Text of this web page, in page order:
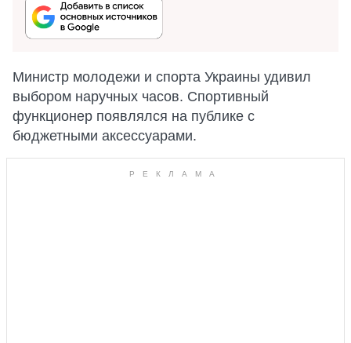
Министр молодежи и спорта Украины удивил
выбором наручных часов. Спортивный
функционер появлялся на публике с
бюджетными аксессуарами.